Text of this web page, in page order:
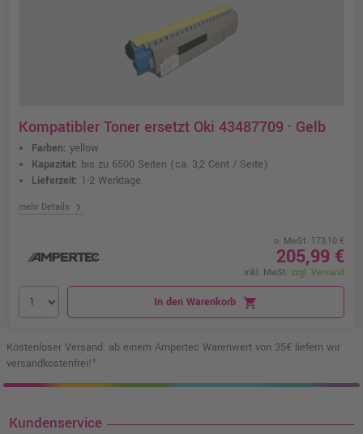
Kompatibler Toner ersetzt Oki 43487709 · Gelb
Farben: yellow
Kapazität: bis zu 6500 Seiten (ca. 3,2 Cent / Seite)
Lieferzeit: 1-2 Werktage
mehr Details chevron_right
o. MwSt. 173,10 €
205,99 €
inkl. MwSt. zzgl. Versand
In den Warenkorb shopping_cart
Kostenloser Versand: ab einem Ampertec Warenwert von 35€ liefern wir
versandkostenfrei!¹
Kundenservice